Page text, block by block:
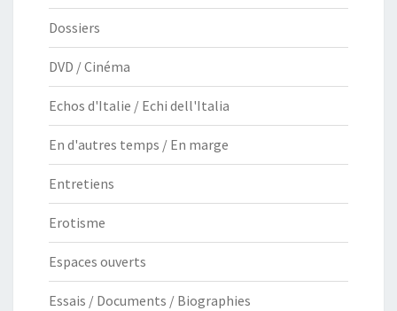
Dossiers
DVD / Cinéma
Echos d'Italie / Echi dell'Italia
En d'autres temps / En marge
Entretiens
Erotisme
Espaces ouverts
Essais / Documents / Biographies